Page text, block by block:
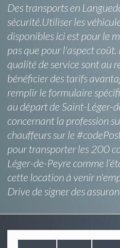
Des transports en
sécurité.Utiliser les
disponibles ici est pour le
pas que pour l'aspect
qualité de service sont au
bénéficier des tarifs
remplir le formulaire
au départ de Saint-Léger-
concernant la profession
chauffeurs sur le
pour transporter les 200
Léger-de-Peyre comme
cette location à venir
Drive de signer des